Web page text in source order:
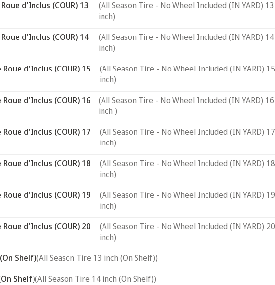
d'Inclus (COUR) 13
(All Season Tire - No Wheel Included (IN YARD) 13
inch)
d'Inclus (COUR) 14
(All Season Tire - No Wheel Included (IN YARD) 14
inch)
d'Inclus (COUR) 15
(All Season Tire - No Wheel Included (IN YARD) 15
inch)
d'Inclus (COUR) 16
(All Season Tire - No Wheel Included (IN YARD) 16
inch )
d'Inclus (COUR) 17
(All Season Tire - No Wheel Included (IN YARD) 17
inch)
d'Inclus (COUR) 18
(All Season Tire - No Wheel Included (IN YARD) 18
inch)
d'Inclus (COUR) 19
(All Season Tire - No Wheel Included (IN YARD) 19
inch)
d'Inclus (COUR) 20
(All Season Tire - No Wheel Included (IN YARD) 20
inch)
Shelf)(All Season Tire 13 inch (On Shelf))
Shelf)(All Season Tire 14 inch (On Shelf))